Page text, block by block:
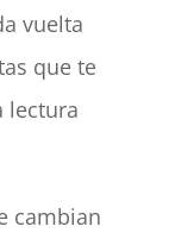
vuelta
que te
lectura
cambian